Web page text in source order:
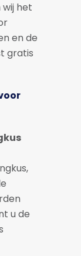
het
en de
gratis
u de